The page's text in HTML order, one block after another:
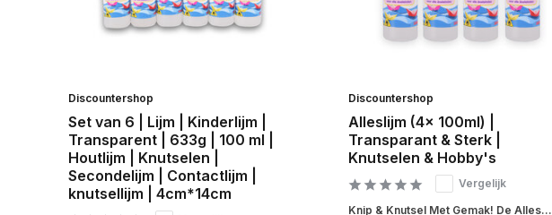
Discountershop
Set van 6 | Lijm | Kinderlijm |
Transparent | 633g | 100 ml |
Houtlijm | Knutselen |
Secondelijm | Contactlijm |
knutsellijm | 4cm*14cm
Discountershop
Alleslijm (4x 100ml) |
Transparant & Sterk |
Knutselen & Hobby's
Vergelijk
Knip & Knutsel Met Gemak! De Alles...